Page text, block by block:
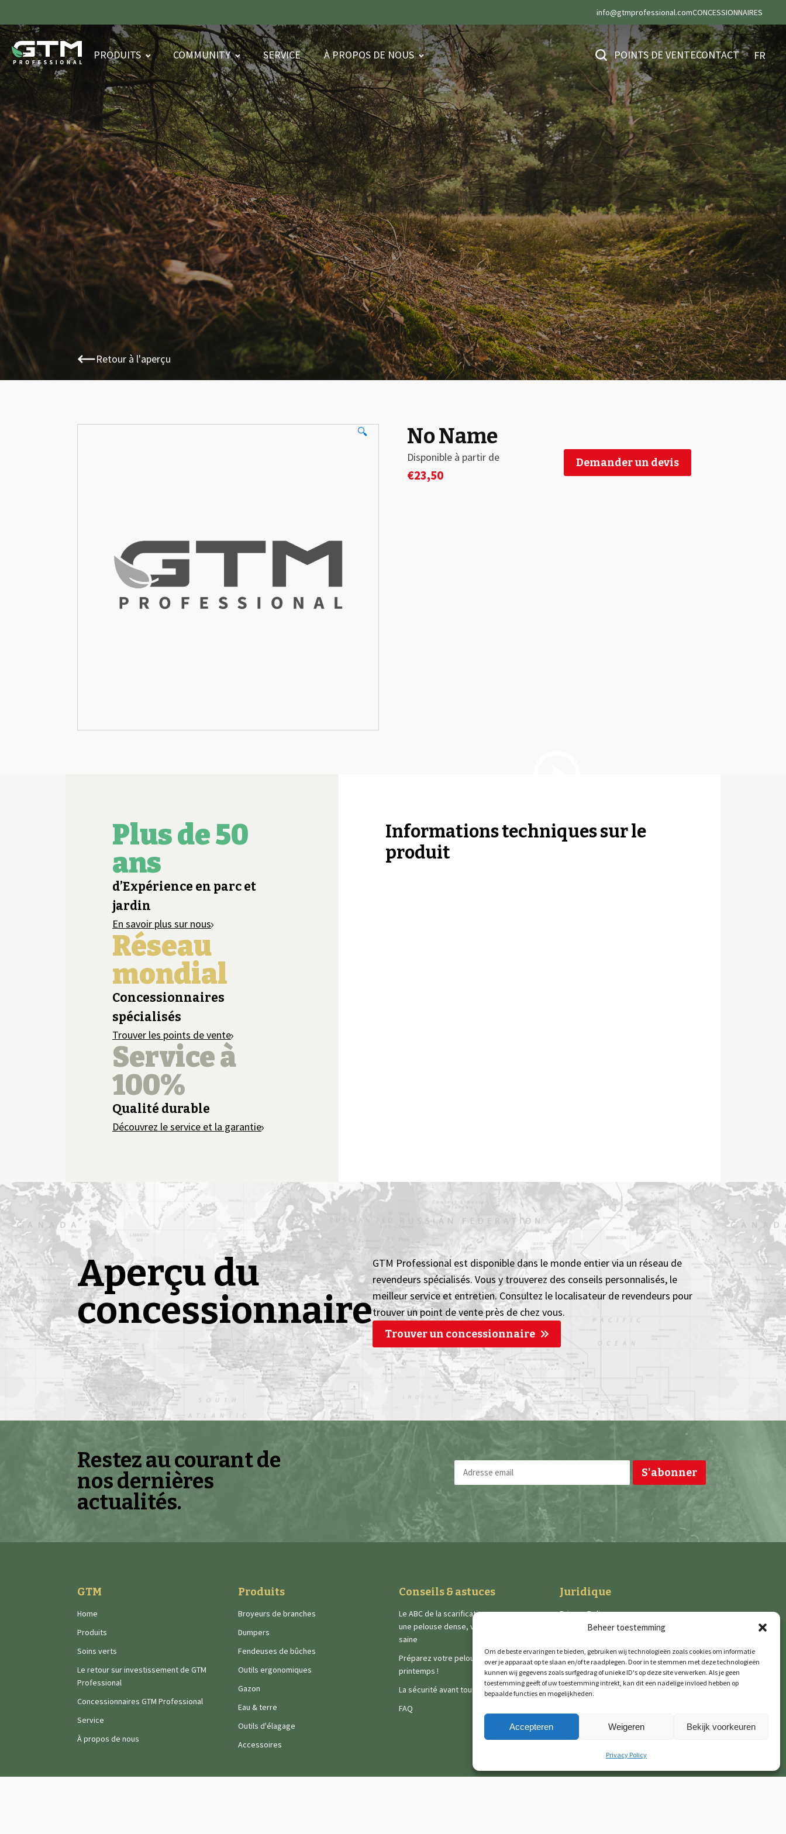
Beheer toestemming
Om de beste ervaringen te bieden, gebruiken wij technologieën zoals cookies om informatie
over je apparaat op te slaan en/of te raadplegen. Door in te stemmen met deze technologieën
kunnen wij gegevens zoals surfgedrag of unieke ID's op deze site verwerken. Als je geen
toestemming geeft of uw toestemming intrekt, kan dit een nadelige invloed hebben op
bepaalde functies en mogelijkheden.
Accepteren Weigeren Bekijk voorkeuren
Privacy Policy
info@gtmprofessional.comCONCESSIONNAIRES
PRODUITS COMMUNITY SERVICE À PROPOS DE NOUS POINTS DE VENTECONTACT FR
Retour à l'aperçu
🔍 No Name
Disponible à partir de
€23,50
Demander un devis
Plus de 50
ans
d’Expérience en parc et
jardin
En savoir plus sur nous
Réseau
mondial
Concessionnaires
spécialisés
Trouver les points de vente
Service à
100%
Qualité durable
Découvrez le service et la garantie
Informations techniques sur le
produit
Aperçu du
concessionnaire
GTM Professional est disponible dans le monde entier via un réseau de
revendeurs spécialisés. Vous y trouverez des conseils personnalisés, le
meilleur service et entretien. Consultez le localisateur de revendeurs pour
trouver un point de vente près de chez vous.
Trouver un concessionnaire
Restez au courant de
nos dernières
actualités.
Adresse
email
GTM
Home
Produits
Soins verts
Le retour sur investissement de GTM
Professional
Concessionnaires GTM Professional
Service
À propos de nous
Produits
Broyeurs de branches
Dumpers
Fendeuses de bûches
Outils ergonomiques
Gazon
Eau & terre
Outils d'élagage
Accessoires
Conseils & astuces
Le ABC de la scarification : vers
une pelouse dense, verte et
saine
Préparez votre pelouse pour le
printemps !
La sécurité avant tout
FAQ
Juridique
Privacy Policy
Cookies